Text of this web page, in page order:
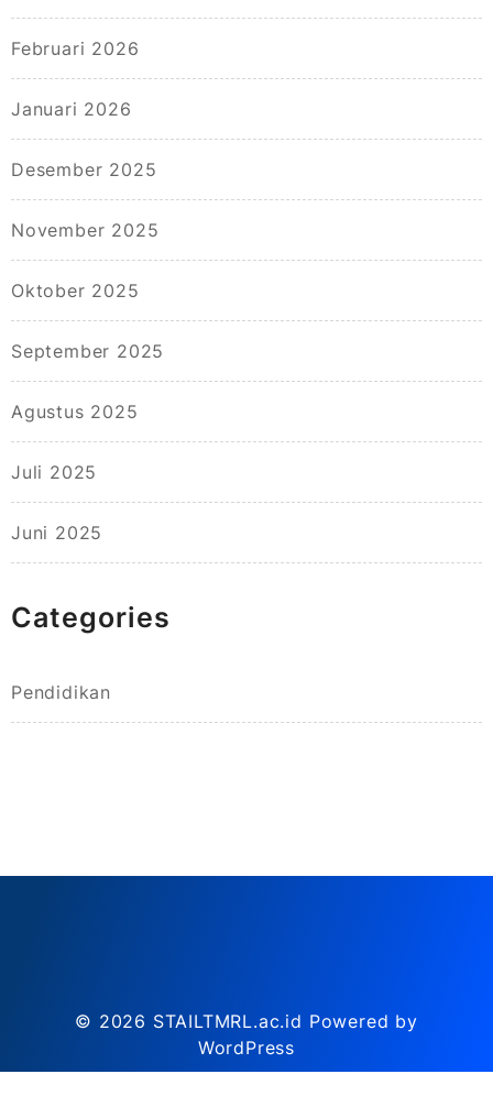
Februari 2026
Januari 2026
Desember 2025
November 2025
Oktober 2025
September 2025
Agustus 2025
Juli 2025
Juni 2025
Categories
Pendidikan
© 2026 STAILTMRL.ac.id Powered by
WordPress